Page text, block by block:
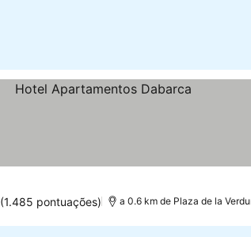
(1.485 pontuações) a 0.6 km de Plaza de la